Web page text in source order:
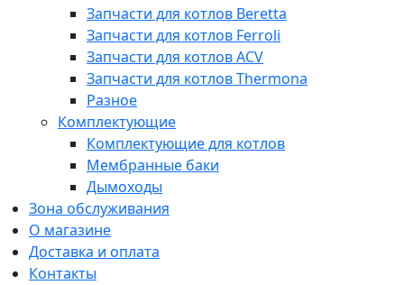
Запчасти для котлов Beretta
Запчасти для котлов Ferroli
Запчасти для котлов ACV
Запчасти для котлов Thermona
Разное
Комплектующие
Комплектующие для котлов
Мембранные баки
Дымоходы
Зона обслуживания
О магазине
Доставка и оплата
Контакты